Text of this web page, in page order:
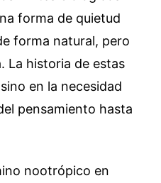
forma de quietud
forma natural, pero
La historia de estas
en la necesidad
pensamiento hasta
nootrópico en